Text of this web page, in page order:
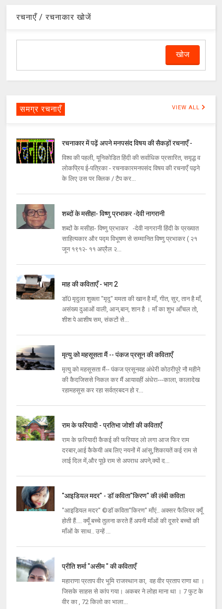
रचनाएँ / रचनाकार खोजें
समग्र रचनाएँ VIEW ALL
रचनाकार में पढ़ें अपने मनपसंद विषय की सैकड़ों रचनाएँ -
विश्व की पहली, यूनिकोडित हिंदी की सर्वाधिक प्रसारित, समृद्ध व
लोकप्रिय ई-पत्रिका - रचनाकारमनपसंद विषय की रचनाएँ पढ़ने
के लिए उस पर क्लिक / टैप कर...
शब्दों के मसीहा- विष्णु प्रभाकर -देवी नागरानी
शब्दों के मसीहा- विष्णु प्रभाकर -देवी नागरानी हिंदी के प्रख्यात
साहित्यकार और पद्म विभूषण से सम्मानित विष्णु प्रभाकर ( २१
जून १९१२- ११ अप्रैल २...
माह की कविताएँ - भाग 2
डॉ0 मृदुला शुक्ला "मृदु" ममता की खान है माँ, गीत, सुर, तान है माँ,
असंख्य दुआओं वाली, आन,बान, शान है । माँ का शुभ आँचल तो,
शीश पे आशीष सम, संकटों से...
मृत्यु को महसूसता मैं -- पंकज प्रसून की कविताएँ
मृत्यु को महसूसता मैं-- पंकज प्रसूनवह अंधेरी कोठरीपूरे नौ महीने
की कैदजिससे निकल कर मैं आयावहीं अंधेरा---काला, कालादेख
रहामहसूस कर रहा सर्वत्रबदन हो र...
राम के फरियादी - प्रतिभा जोशी की कविताएँ
राम के फ़रियादी कैकई की फरियाद लो लगा आज फिर राम
दरबार,आई कैकेयी अब लिए नयनों में आंसू,शिकायतें कई राम से
लाई दिल में,और पूछे राम से अपराध अपने,क्यों द...
"आइडियल मदर" - डॉ कविता"किरण" की लंबी कविता
"आइडियल मदर" ©डॉ कविता"किरण" माँएं.. अक्सर फैलियर क्यूँ
होती हैं.... क्यूँ बच्चे तुलना करते हैं अपनी माँओं की दूसरे बच्चों की
माँओं के साथ.. उन्हें ...
प्रीति शर्मा "असीम " की कविताएँ
महाराणा प्रताप वीर भूमि राजस्थान का, वह वीर प्रताप राणा था ।
जिसके साहस से कांप गया। अकबर ने लोहा माना था । 7 फुट के
वीर का , 72 किलो का भाला...